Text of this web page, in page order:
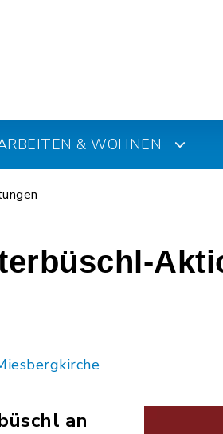
& WOHNEN
an